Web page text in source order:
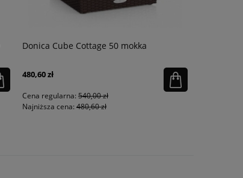
Donica Cube Cottage 50 mokka
480,60 zł
Cena regularna: 540,00 zł
Najniższa cena: 480,60 zł